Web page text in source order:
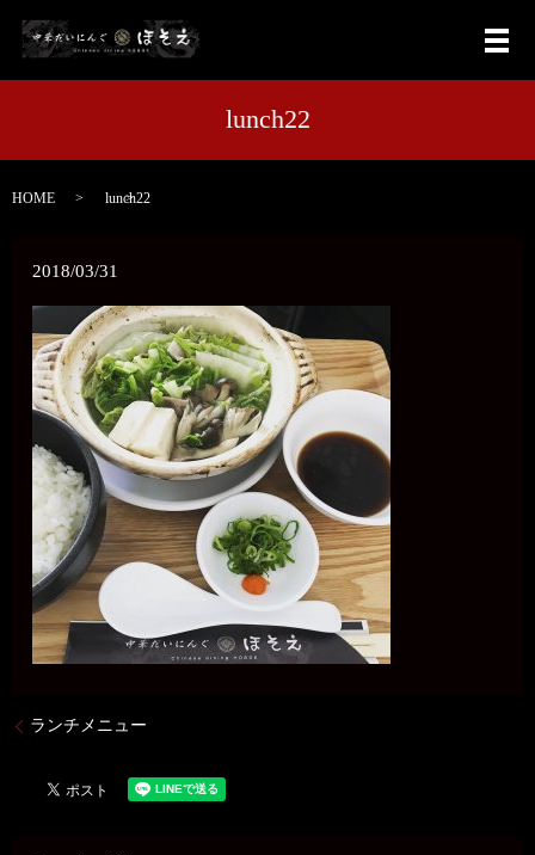
メ
lunch22
HOME lunch22
2018/03/31
ランチメニュー